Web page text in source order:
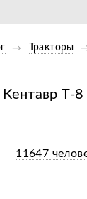
Тракторы
Т-
11647